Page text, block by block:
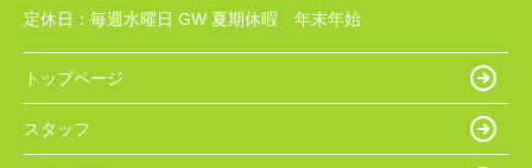
定休日： 毎週水曜日 GW 夏期休暇 年末年始
トップページ
スタッフ